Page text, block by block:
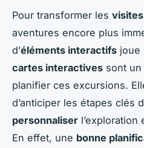
Pour transformer les
aventures encore plus
d’éléments interactifs joue
cartes interactives sont
planifier ces excursions.
d’anticiper les étapes clés
personnaliser
En effet, une bonne